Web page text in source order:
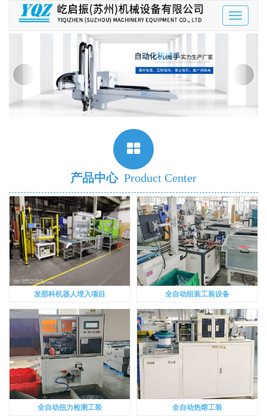
Toggle
‹ ›
产品中心 Product Center
发那科机器人埋入项目 全自动组装工装设备
全自动扭力检测工装 全自动热熔工装